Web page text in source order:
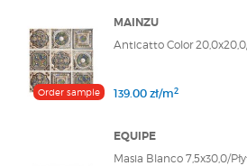
Order sample
MAINZU
Anticatto Color
139.00 zł/m2
EQUIPE
Masia Blanco 7,5x30,0/